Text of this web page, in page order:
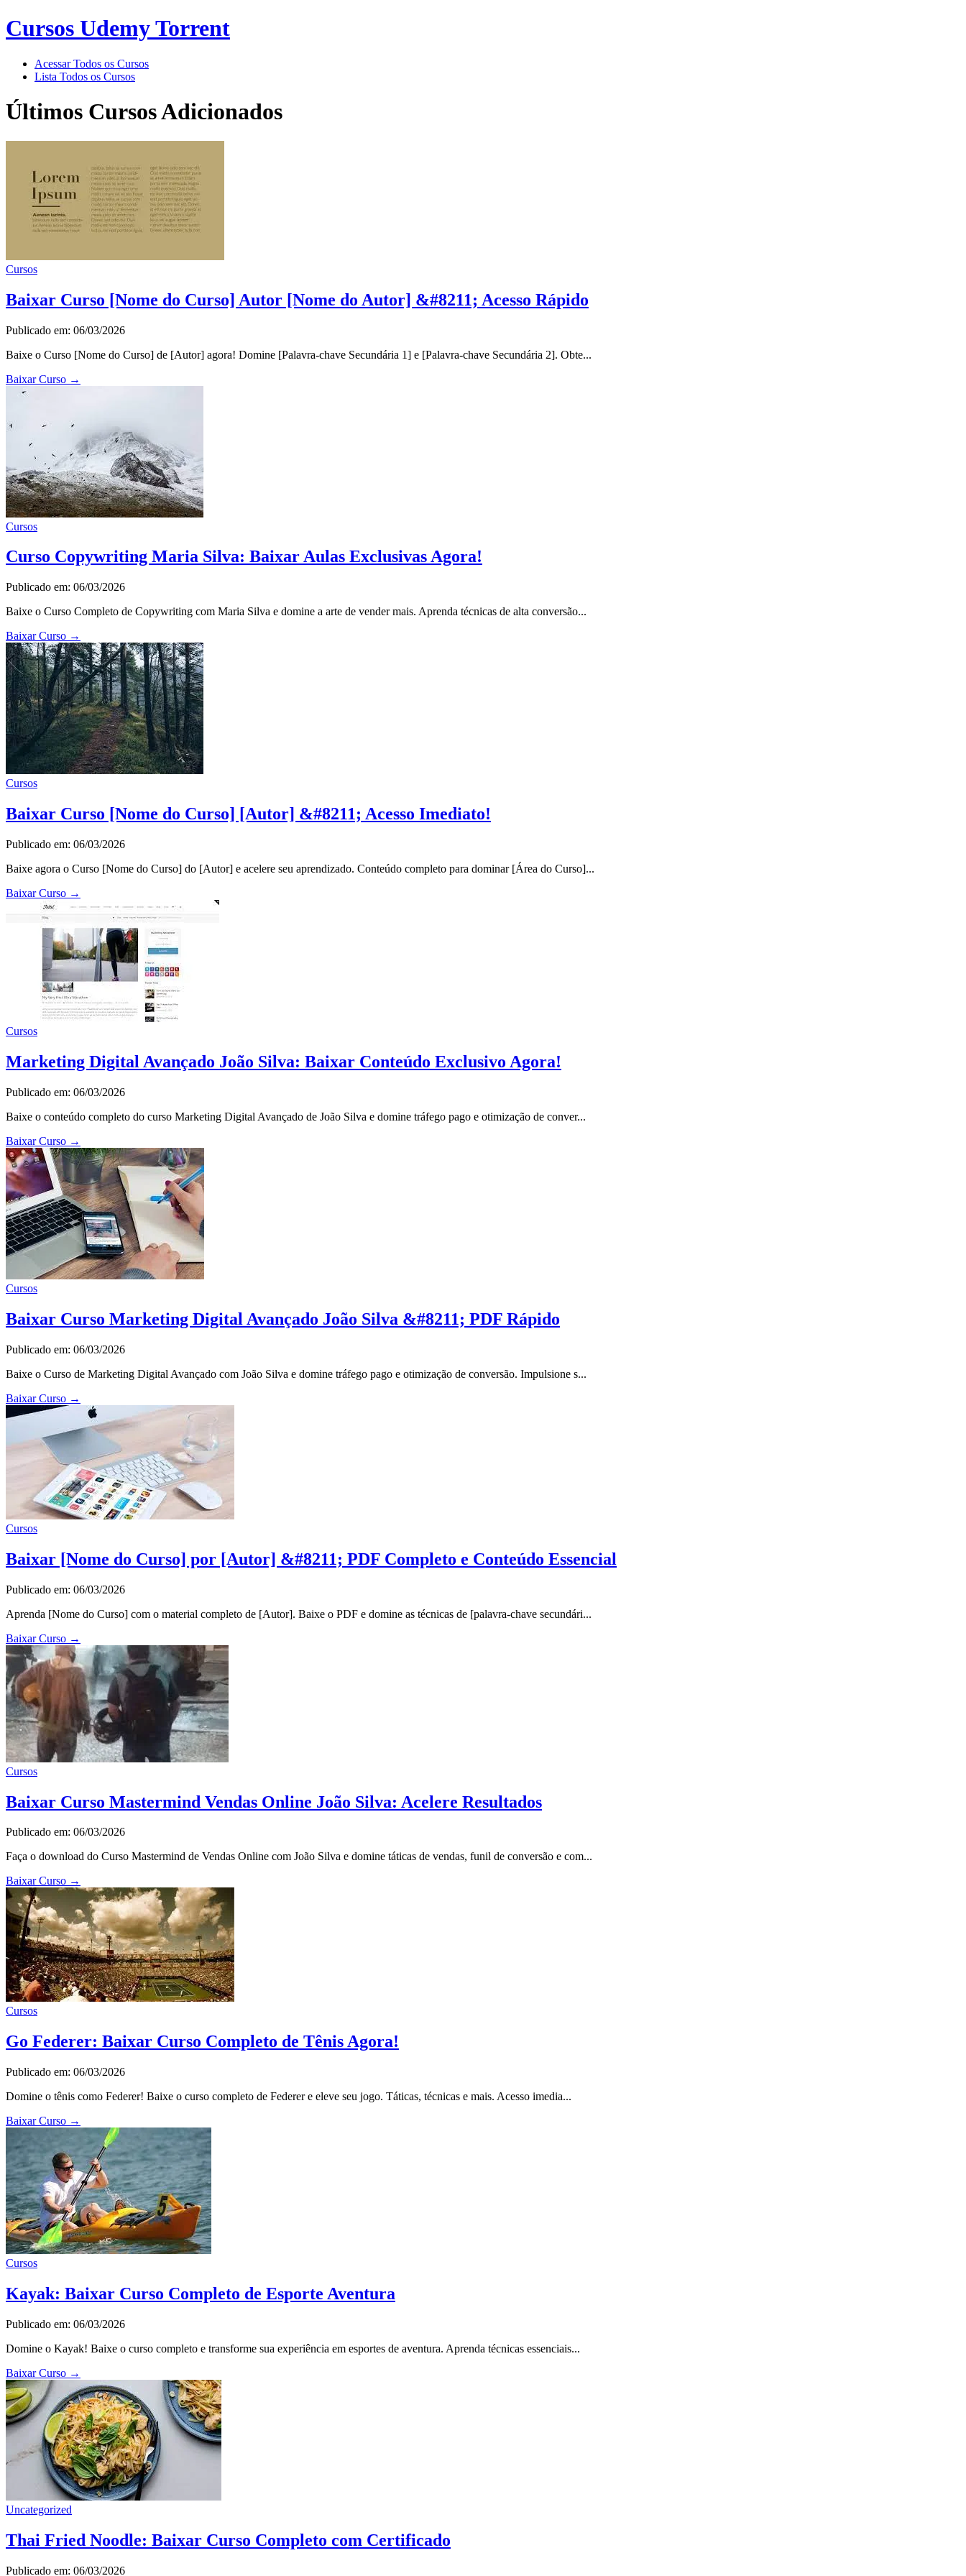
Cursos Udemy Torrent
Acessar Todos os Cursos
Lista Todos os Cursos
Últimos Cursos Adicionados
Cursos
Baixar Curso [Nome do Curso] Autor [Nome do Autor] &#8211; Acesso Rápido
Publicado em: 06/03/2026
Baixe o Curso [Nome do Curso] de [Autor] agora! Domine [Palavra-chave Secundária 1] e [Palavra-chave Secundária 2]. Obte...
Baixar Curso →
Cursos
Curso Copywriting Maria Silva: Baixar Aulas Exclusivas Agora!
Publicado em: 06/03/2026
Baixe o Curso Completo de Copywriting com Maria Silva e domine a arte de vender mais. Aprenda técnicas de alta conversão...
Baixar Curso →
Cursos
Baixar Curso [Nome do Curso] [Autor] &#8211; Acesso Imediato!
Publicado em: 06/03/2026
Baixe agora o Curso [Nome do Curso] do [Autor] e acelere seu aprendizado. Conteúdo completo para dominar [Área do Curso]...
Baixar Curso →
Cursos
Marketing Digital Avançado João Silva: Baixar Conteúdo Exclusivo Agora!
Publicado em: 06/03/2026
Baixe o conteúdo completo do curso Marketing Digital Avançado de João Silva e domine tráfego pago e otimização de conver...
Baixar Curso →
Cursos
Baixar Curso Marketing Digital Avançado João Silva &#8211; PDF Rápido
Publicado em: 06/03/2026
Baixe o Curso de Marketing Digital Avançado com João Silva e domine tráfego pago e otimização de conversão. Impulsione s...
Baixar Curso →
Cursos
Baixar [Nome do Curso] por [Autor] &#8211; PDF Completo e Conteúdo Essencial
Publicado em: 06/03/2026
Aprenda [Nome do Curso] com o material completo de [Autor]. Baixe o PDF e domine as técnicas de [palavra-chave secundári...
Baixar Curso →
Cursos
Baixar Curso Mastermind Vendas Online João Silva: Acelere Resultados
Publicado em: 06/03/2026
Faça o download do Curso Mastermind de Vendas Online com João Silva e domine táticas de vendas, funil de conversão e com...
Baixar Curso →
Cursos
Go Federer: Baixar Curso Completo de Tênis Agora!
Publicado em: 06/03/2026
Domine o tênis como Federer! Baixe o curso completo de Federer e eleve seu jogo. Táticas, técnicas e mais. Acesso imedia...
Baixar Curso →
Cursos
Kayak: Baixar Curso Completo de Esporte Aventura
Publicado em: 06/03/2026
Domine o Kayak! Baixe o curso completo e transforme sua experiência em esportes de aventura. Aprenda técnicas essenciais...
Baixar Curso →
Uncategorized
Thai Fried Noodle: Baixar Curso Completo com Certificado
Publicado em: 06/03/2026